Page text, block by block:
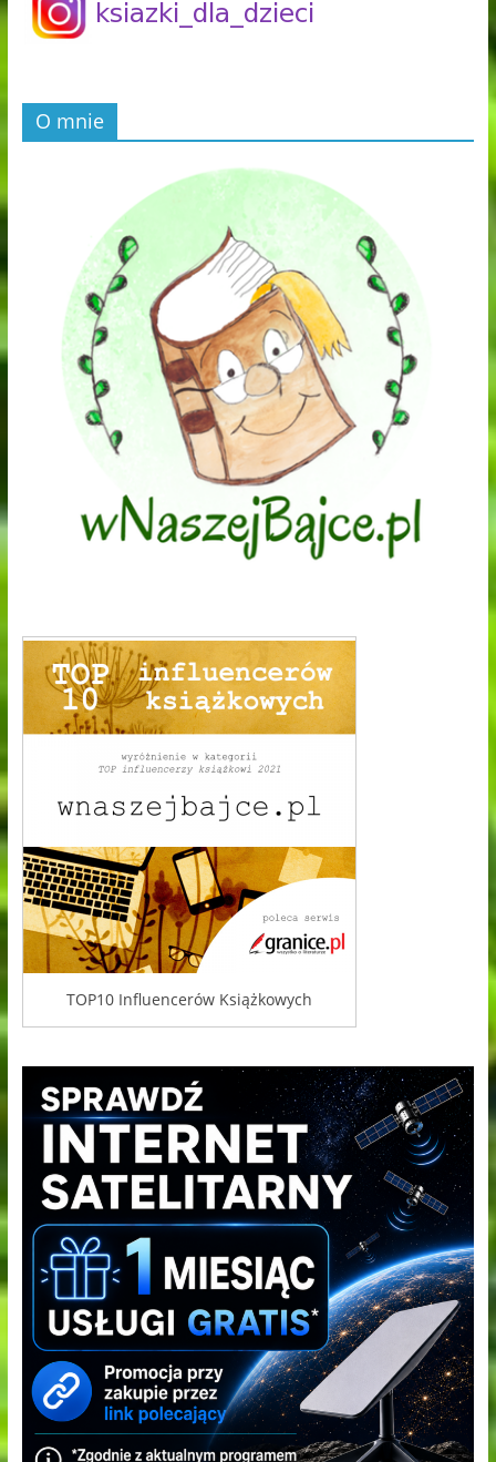
O mnie
TOP10 Influencerów Książkowych